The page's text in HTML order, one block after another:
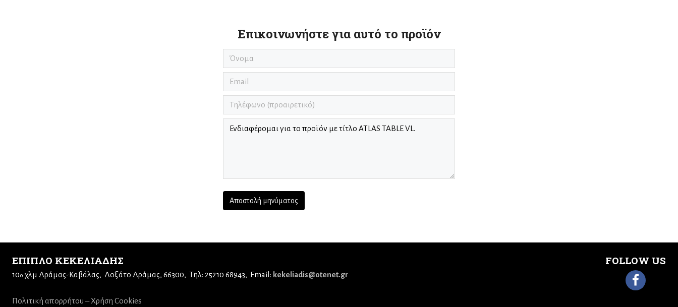
Επικοινωνήστε για αυτό το προϊόν
ΕΠΙΠΛΟ ΚΕΚΕΛΙΑΔΗΣ
10ο χλμ Δράμας-Καβάλας Δοξάτο Δράμας, 66300 Τηλ: 25210 68943 Email: kekeliadis@otenet.gr
FOLLOW US
Πολιτική απορρήτου – Χρήση Cookies